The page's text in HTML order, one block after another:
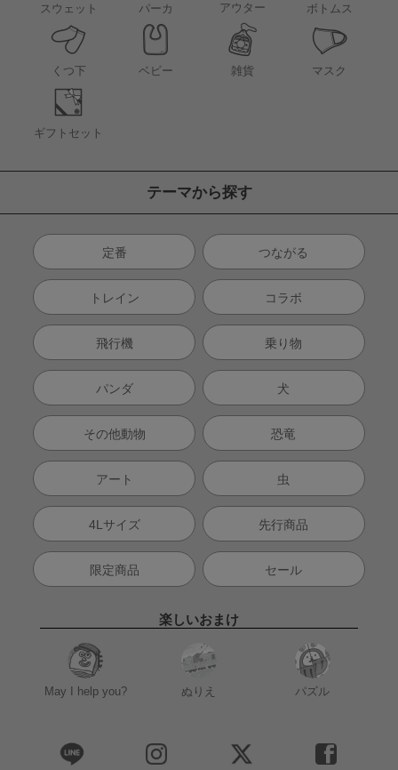
スウェット パーカ アウター ボトムス
くつ下 ベビー 雑貨 マスク
ギフトセット
テーマから探す
定番 つながる
トレイン コラボ
飛行機 乗り物
パンダ 犬
その他動物 恐竜
アート 虫
4Lサイズ 先行商品
限定商品 セール
楽しいおまけ
May I help you? ぬりえ パズル